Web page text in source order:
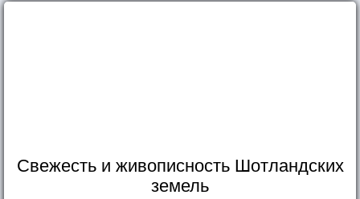
Свежесть и живописность Шотландских
земель